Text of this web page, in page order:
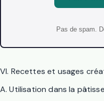
Pas de spam.
VI. Recettes et usages
A. Utilisation dans la